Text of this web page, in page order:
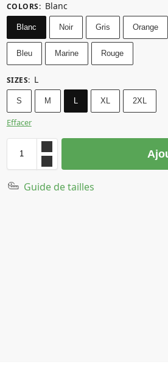
COLORS: Blanc
Blanc Noir Gris Orange
Bleu Marine Rouge
SIZES: L
S M L XL 2XL
Effacer
Guide de tailles